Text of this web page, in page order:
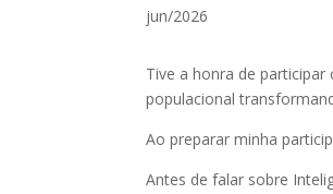
jun/2026
Tive a honra de
populacional
Ao preparar minha
Antes de falar sobre